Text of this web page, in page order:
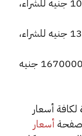
سعر عيار 21 وزن 200 جرام 1336000 جنيه للشراء،
سعر الذهب عيار 21 وزن 250 جرام 1670000 جنيه
لكافة أسعار
صفحة أسعار